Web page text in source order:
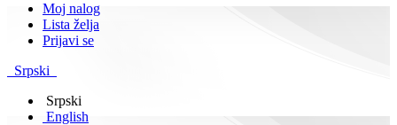
Moj nalog
Lista želja
Prijavi se
Srpski
Srpski
English